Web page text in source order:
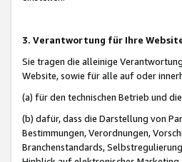
3. Verantwortung für Ihre
Sie tragen die alleinige
Website, sowie für alle auf oder
(a) für den technischen Betrieb und
(b) dafür, dass die Darstellung von
Bestimmungen, Verordnungen,
Branchenstandards,